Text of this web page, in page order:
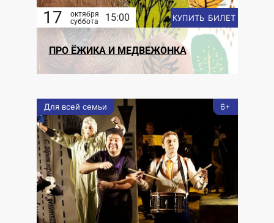
17
октября
суббота
15:00 КУПИТЬ БИЛЕТ
ПРО ЁЖИКА И МЕДВЕЖОНКА
Для всей семьи 6+